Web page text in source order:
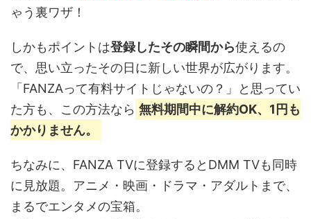
ゃう裏ワザ！
しかもポイントは登録したその瞬間から使えるの
で、思い立ったその日に新しい世界が広がります。
「FANZAって有料サイトじゃないの？」と思ってい
た方も、この方法なら 無料期間中に解約OK、1円も
かかりません。
ちなみに、FANZA TVに登録するとDMM TVも同時
に見放題。アニメ・映画・ドラマ・アダルトまで、
まるでエンタメの宝箱。